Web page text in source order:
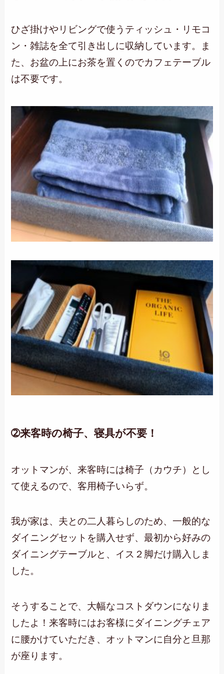
ひざ掛けやリビングで使うティッシュ・リモコ
ン・雑誌を全て引き出しに収納しています。ま
た、お盆の上にお茶を置くのでカフェテーブル
は不要です。
➁来客時の椅子、寝具が不要！
オットマンが、来客時には椅子（カウチ）とし
て使えるので、客用椅子いらず。
我が家は、夫との二人暮らしのため、一般的な
ダイニングセットを購入せず、最初から好みの
ダイニングテーブルと、イス２脚だけ購入しま
した。
そうすることで、大幅なコストダウンになりま
したよ！来客時にはお客様にダイニングチェア
に腰かけていただき、オットマンに自分と旦那
が座ります。